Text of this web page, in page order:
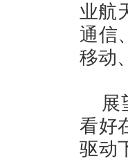
业航
通信
移动
展
看好
驱动